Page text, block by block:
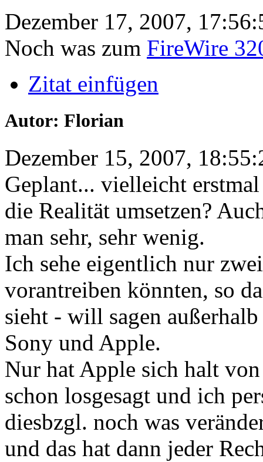
Dezember 17, 2007,
Noch was zum FireWire
Zitat einfügen
Autor: Florian
Dezember 15, 2007,
Geplant... vielleicht
die Realität umsetzen?
man sehr, sehr wenig.
Ich sehe eigentlich nur
vorantreiben könnten, so
sieht - will sagen
Sony und Apple.
Nur hat Apple sich halt
schon losgesagt und ich
diesbzgl. noch was
und das hat dann jeder